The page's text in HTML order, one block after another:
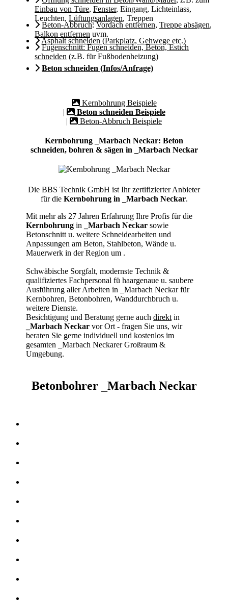
Einbau von Türe, Fenster, Eingang, Lichteinlass,
Leuchten, Lüftungsanlagen, Treppen
Beton-Abbruch:Vordach entfernen, Treppe absägen,
Balkon entfernen uvm.
Asphalt schneiden (Parkplatz, Gehwege etc.)
Fugenschnitt: Fugen schneiden, Beton, Estich
schneiden (z.B. für Fußbodenheizung)
Beton schneiden (Infos/Anfrage)
Kernbohrung Beispiele
|
Beton schneiden Beispiele
|
Beton-Abbruch Beispiele
Kernbohrung _Marbach Neckar: Beton
schneiden, bohren & sägen in _Marbach Neckar
Die BBS Technik GmbH ist Ihr zertifizierter Anbieter
für die Kernbohrung in _Marbach Neckar.
Mit mehr als 27 Jahren Erfahrung Ihre Profis für die
Kernbohrung in _Marbach Neckar sowie
Betonschnitt u. weitere Schneidearbeiten und
Anpassungen am Beton, Stahlbeton, Wände u.
Mauerwerk in der Region um .
Schwäbische Sorgfalt, modernste Technik &
qualifiziertes Fachpersonalfü haargenaue u. saubere
Ausführung aller Arbeitenin _Marbach Neckar für
Kernbohren, Betonbohren, Wanddurchbruch u.
weitere Dienste.
Besichtigung und Beratung gerne auchdirekt in
_Marbach Neckar vor Ort - fragen Sie uns, wir
beraten Sie gerne individuell und kostenlos im
gesamten _Marbach Neckarer Großraum &
Umgebung.
Betonbohrer _Marbach Neckar